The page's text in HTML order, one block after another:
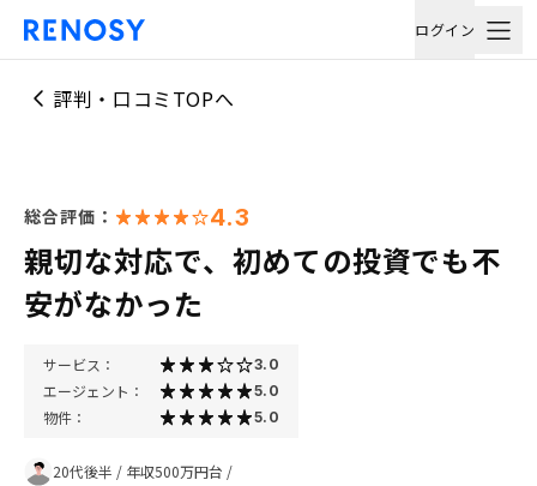
ログイン
評判・口コミTOPへ
総合評価： 4.3
親切な対応で、初めての投資でも不
安がなかった
サービス： 3.0
エージェント： 5.0
物件： 5.0
20代後半 / 年収500万円台 /